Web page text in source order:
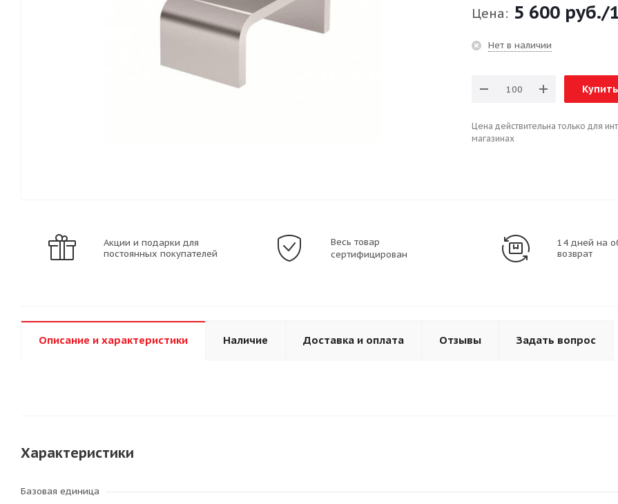
Цена: 5 600 руб./
Нет в наличии
Купить
Цена действительна только для
магазинах
Акции и подарки для
постоянных покупателей
Весь товар
сертифицирован
14 дней на
возврат
Описание и характеристики Наличие Доставка и оплата Отзывы Задать вопрос
Характеристики
Базовая единица